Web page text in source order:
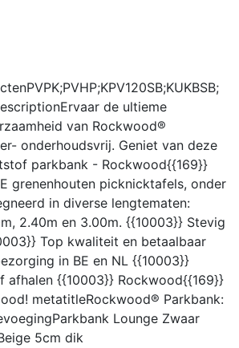
PVPK;PVHP;KPV120SB;KUKBSB;
Ervaar de ultieme
van Rockwood®
onderhoudsvrij. Geniet van deze
parkbank - Rockwood{{169}}
grenenhouten picknicktafels, onder
in diverse lengtematen:
2.40m en 3.00m. {{10003}} Stevig
Top kwaliteit en betaalbaar
in BE en NL {{10003}}
afhalen {{10003}} Rockwood{{169}}
metatitleRockwood® Parkbank:
Parkbank Lounge Zwaar
5cm dik